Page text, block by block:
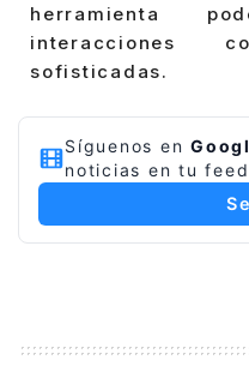
herramienta
interacciones
sofisticadas.
Síguenos en
noticias en tu feed